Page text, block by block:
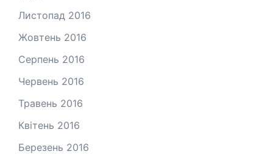
Листопад 2016
Жовтень 2016
Серпень 2016
Червень 2016
Травень 2016
Квітень 2016
Березень 2016